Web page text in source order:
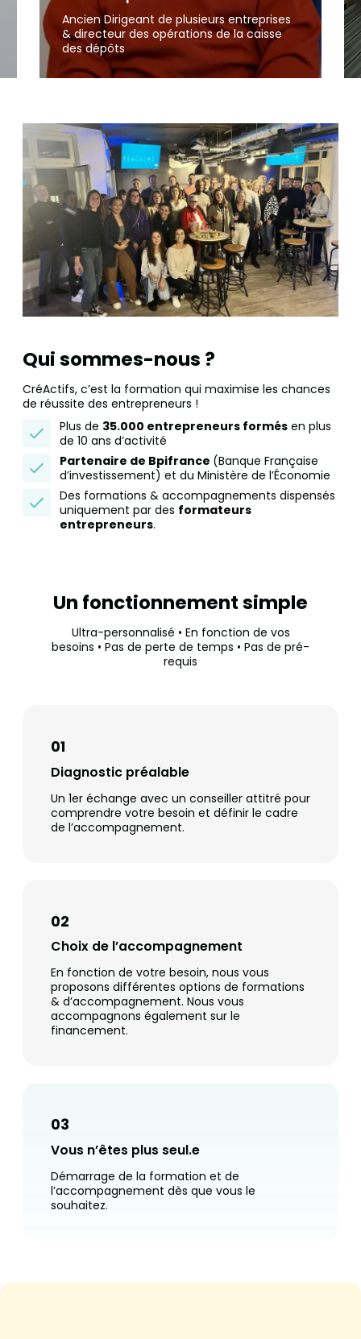
Ancien Dirigeant de plusieurs entreprises
& directeur des opérations de la caisse
des dépôts
Qui sommes-nous ?
CréActifs, c’est la formation qui maximise les chances
de réussite des entrepreneurs !
Plus de 35.000 entrepreneurs formésen plus
de 10 ans d’activité
Partenaire de Bpifrance (Banque Française
d’investissement) et du Ministère de l’Économie
Des formations & accompagnements dispensés
uniquement par des formateurs
entrepreneurs.
Un fonctionnement simple
Ultra-personnalisé • En fonction de vos
besoins • Pas de perte de temps • Pas de pré-
requis
01
Diagnostic préalable
Un 1er échange avec un conseiller attitré pour
comprendre votre besoin et définir le cadre
de l’accompagnement.
02
Choix de l’accompagnement
En fonction de votre besoin, nous vous
proposons différentes options de formations
& d’accompagnement. Nous vous
accompagnons également sur le
financement.
03
Vous n’êtes plus seul.e
Démarrage de la formation et de
l’accompagnement dès que vous le
souhaitez.